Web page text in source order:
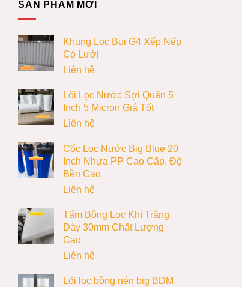
SẢN PHẨM MỚI
Khung Lọc Bụi G4 Xếp Nếp
Có Lưới
Liên hệ
Lõi Lọc Nước Sợi Quấn 5
Inch 5 Micron Giá Tốt
Liên hệ
Cốc Lọc Nước Big Blue 20
Inch Nhựa PP Cao Cấp, Độ
Bền Cao
Liên hệ
Tấm Bông Lọc Khí Trắng
Dày 30mm Chất Lượng
Cao
Liên hệ
Lõi lọc bông nén big BDM